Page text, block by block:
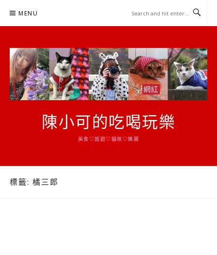
MENU
陳小可的吃喝玩樂
美食♡旅遊♡貓咪♡推薦
標籤: 橘三郎